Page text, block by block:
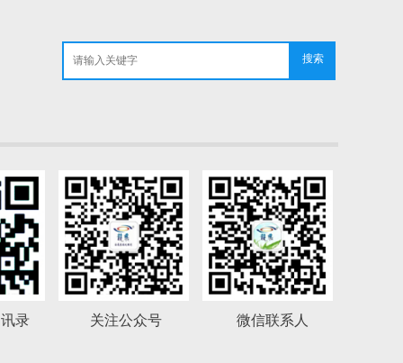
关注公众号
搜索
微信联系人
录